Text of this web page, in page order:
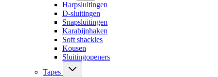
Harpsluitingen
D-sluitingen
Snapsluitingen
Karabijnhaken
Soft shackles
Kousen
Sluitingopeners
Tapes